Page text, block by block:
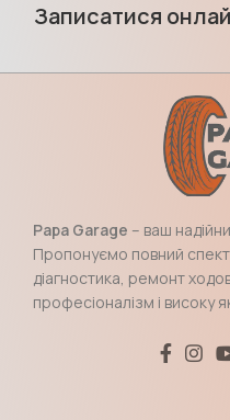
Записатися
Papa Garage – ваш
Пропонуємо повний
діагностика, ремонт
професіоналізм і високу